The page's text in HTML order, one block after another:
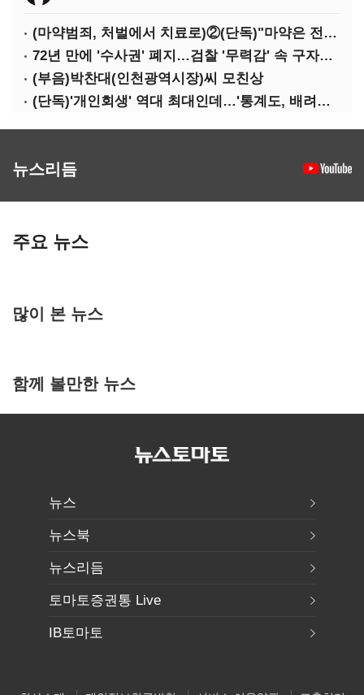
(마약범죄, 처벌에서 치료로)②(단독)"마약은 전염병…여성 맞춤형 재활과정 개발 중"
72년 만에 '수사권' 폐지…검찰 '무력감' 속 구자현 사의
(부음)박찬대(인천광역시장)씨 모친상
(단독)'개인회생' 역대 최대인데…'통계도, 배려도' 없는 사법부
뉴스리듬
주요 뉴스
많이 본 뉴스
함께 볼만한 뉴스
뉴스
뉴스북
뉴스리듬
토마토증권통 Live
IB토마토